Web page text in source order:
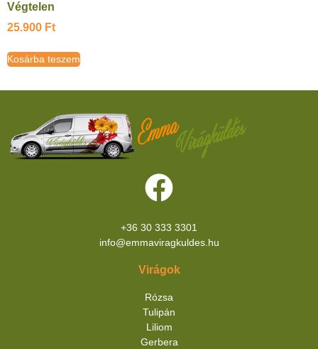
Végtelen
25.900 Ft
Kosárba teszem
+36 30 333 3301
info@emmaviragkuldes.hu
Virágok
Rózsa
Tulipán
Liliom
Gerbera